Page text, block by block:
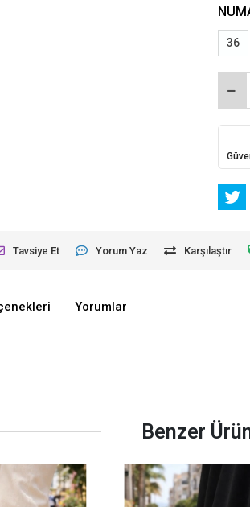
36
Tavsiye Et Yorum Yaz Karşılaştır
Yorumlar
Benzer